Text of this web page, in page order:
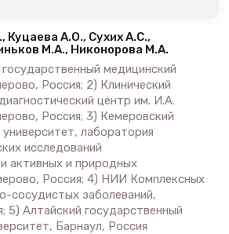
Куцаева А.О., Сухих А.С.,
М.А., Никонорова М.А.
медицинский
Россия; 2) Клинический
центр им. И.А.
Россия; 3) Кемеровский
лаборатория
исследований
активных и природных
Россия; 4) НИИ Комплексных
сосудистых заболеваний,
5) Алтайский государственный
Барнаул, Россия